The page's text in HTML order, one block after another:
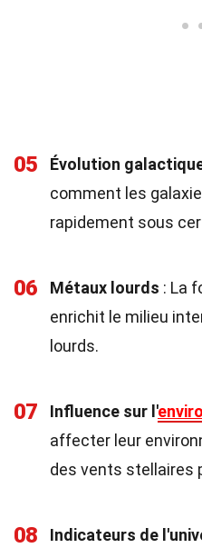
05 Évolution
comment les
rapidement sous
06 Métaux lourds : La
enrichit le milieu
lourds.
07 Influence sur l'
affecter leur
des vents stellaires
08 Indicateurs de